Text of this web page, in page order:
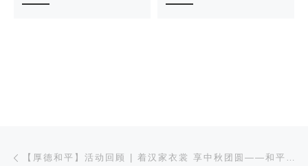
文章导航 【厚德和平】活动回顾 | 着汉家衣裳 享中秋团圆——和平社区中秋主题亲子国风派对活动圆满落幕！